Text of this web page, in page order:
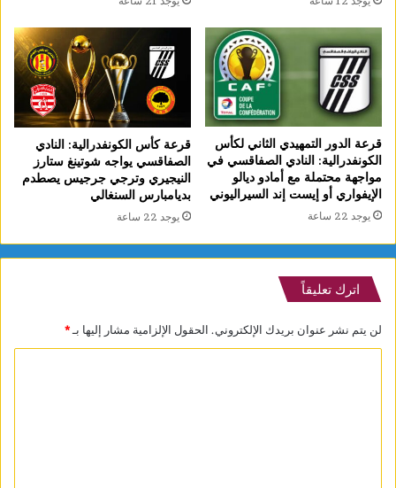
قرعة الدور التمهيدي الثاني لكأس
الكونفدرالية: النادي الصفاقسي في
مواجهة محتملة مع أمادو ديالو
الإيفواري أو إيست إند السيراليوني
يوجد 22 ساعة
قرعة كأس الكونفدرالية: النادي
الصفاقسي يواجه شوتينغ ستارز
النيجيري وترجي جرجيس يصطدم
بديامبارس السنغالي
يوجد 22 ساعة
اترك تعليقاً
لن يتم نشر عنوان بريدك الإلكتروني. الحقول الإلزامية مشار إليها بـ*